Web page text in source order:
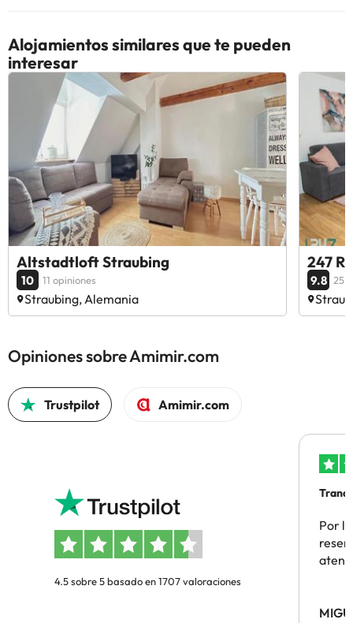
Alojamientos similares que te pueden
interesar
Altstadtloft Straubing
10 11 opiniones
Straubing, Alemania
247
9.8 25
Opiniones sobre Amimir.com
Trustpilot Amimir.com
4.5 sobre 5 basado en 1707 valoraciones
Por